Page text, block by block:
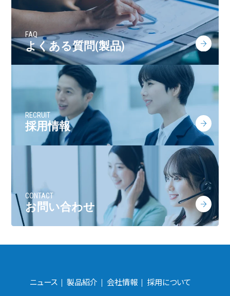
FAQ
よくある質問(製品)
RECRUIT
採用情報
CONTACT
お問い合わせ
ニュース 製品紹介 会社情報 採用について